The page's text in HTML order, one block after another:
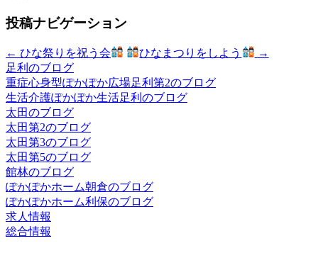
投稿ナビゲーション
← ひな祭りを祝う会 ひなまつりをしよう
→
足利のブログ
重症心身型ぽかぽか広場足利第2のブログ
生活介護ぽかぽか生活足利のブログ
太田のブログ
太田第2のブログ
太田第3のブログ
太田第5のブログ
館林のブログ
ぽかぽかホーム朝倉のブログ
ぽかぽかホーム利保のブログ
求人情報
総合情報